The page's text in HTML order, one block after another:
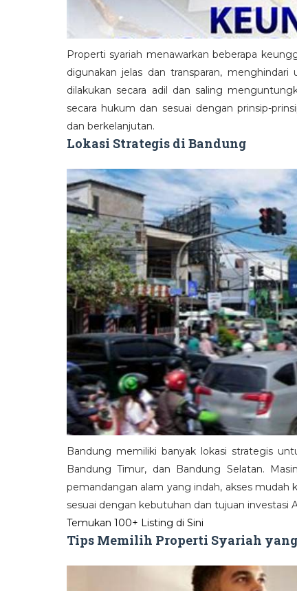
Properti syariah menawarkan beberapa
digunakan jelas dan transparan,
dilakukan secara adil dan saling
secara hukum dan sesuai dengan prinsip-
dan berkelanjutan.
Lokasi Strategis di Bandung
Bandung memiliki banyak lokasi strategis
Bandung Timur, dan Bandung Selatan.
pemandangan alam yang indah, akses mudah
sesuai dengan kebutuhan dan tujuan investasi
Temukan 100+ Listing di Sini
Tips Memilih Properti Syariah